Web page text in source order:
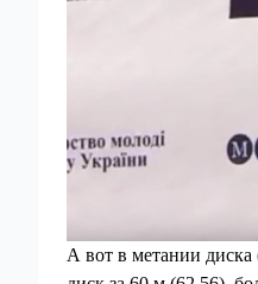
А вот в метании